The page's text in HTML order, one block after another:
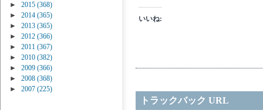
►
2015 (368)
►
2014 (365)
►
2013 (365)
►
2012 (366)
►
2011 (367)
►
2010 (382)
►
2009 (366)
►
2008 (368)
►
2007 (225)
いいね:
トラックバック URL